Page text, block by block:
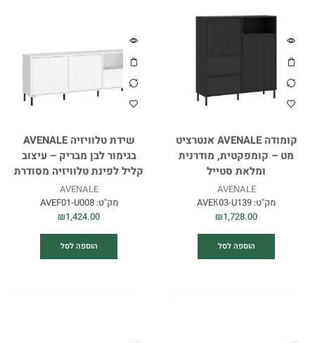
קומודה AVENALE אנטרציט
מט – קומפקטית, מודרנית
ומלאת סטייל
AVENALE
מק"ט: AVEК03-U139
₪1,728.00
הוספה לסל
שידת טלוויזיה AVENALE
בגימור לבן מבריק – עיצוב
קליל לפינת טלוויזיה מסודרת
AVENALE
מק"ט:AVEF01-U008
₪1,424.00
הוספה לסל